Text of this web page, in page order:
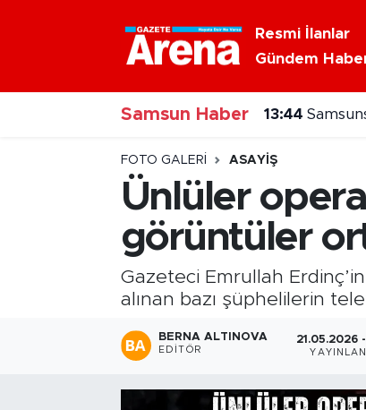
Resmi İlanlar
Gündem
Samsun Haber 13:42 71 ilde
FOTO GALERI ASAYIŞ
Ünlüler
görüntüler
Gazeteci Emrullah
alınan bazı şüphelilerin
BERNA ALTINOVA
EDITÖR
21.05.2026
Nöbetçi Eczaneler
Hava Durumu
Samsun Namaz Vakitleri
Trafik Durumu
Süper Lig Puan Durumu ve Fikstür
Tüm Manşetler
Son Dakika Haberleri
Haber Arşivi